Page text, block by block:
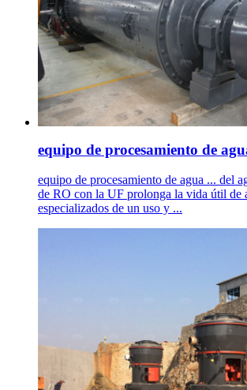
equipo de procesamiento de
equipo de procesamiento de agua ... del
de RO con la UF prolonga la vida útil de
especializados de un uso y ...